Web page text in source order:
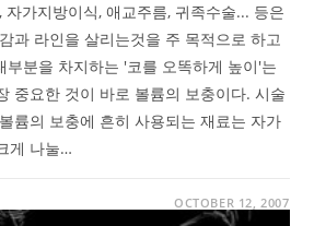
가지방이식, 애교주름, 귀족수술... 등은
과 라인을 살리는것을 주 목적으로 하고
부분을 차지하는 '코를 오똑하게 높이'는
중요한 것이 바로 볼륨의 보충이다. 시술
륨의 보충에 흔히 사용되는 재료는 자가
게 나눌…
OCTOBER 12, 2007